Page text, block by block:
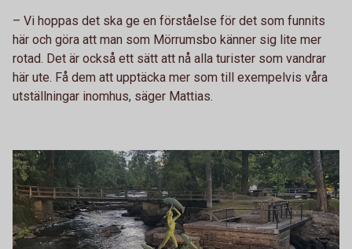
– Vi hoppas det ska ge en förståelse för det som funnits
här och göra att man som Mörrumsbo känner sig lite mer
rotad. Det är också ett sätt att nå alla turister som vandrar
här ute. Få dem att upptäcka mer som till exempelvis våra
utställningar inomhus, säger Mattias.